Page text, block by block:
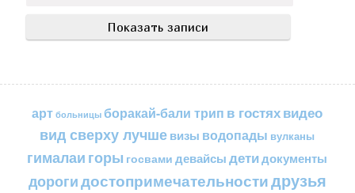
арт больницы боракай-бали трип в гостяхвидео
вид сверху лучшевизы водопады вулканы
гималаи горы госвами девайсы детидокументы
дорогидостопримечательностидрузья